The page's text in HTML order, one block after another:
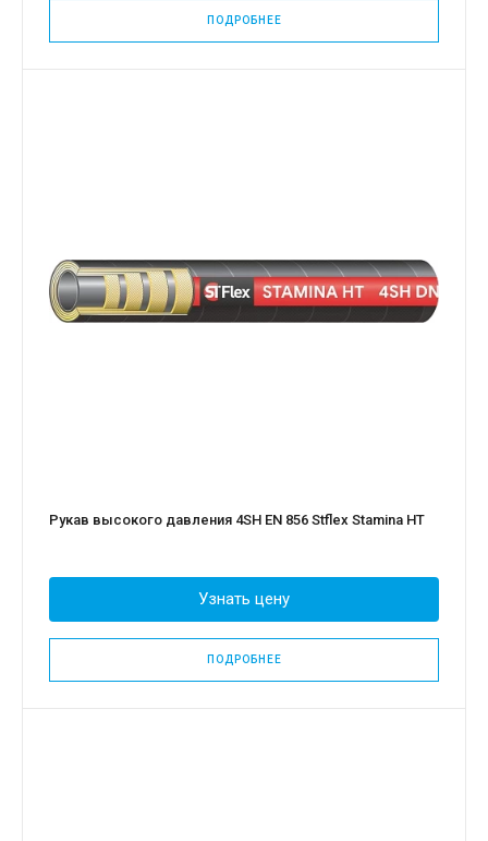
ПОДРОБНЕЕ
Рукав высокого давления 4SH EN 856 Stflex Stamina HT
Узнать цену
ПОДРОБНЕЕ